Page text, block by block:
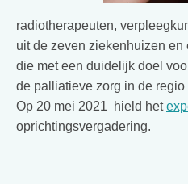
radiotherapeuten,
uit de zeven ziekenhuizen en
die met een duidelijk doel
de palliatieve zorg in de
Op 20 mei 2021 hield het
oprichtingsvergadering.